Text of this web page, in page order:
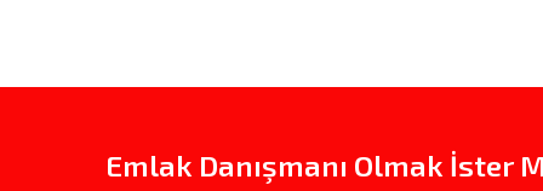
Emlak Danışmanı Olmak İster